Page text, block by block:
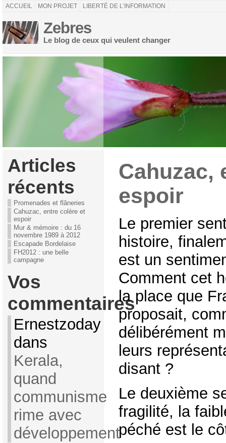
ACCUEIL MON PROJET LIBERTÉ DE L’INFORMATION
Zebres
Le blog de ceux qui veulent changer
Articles
récents
Promenades et flâneries
Cahuzac, entre colère et
espoir
Mur & mémoire : du 16
novembre 1989 à 2012
Escapade Bordelaise
FH2012 : une belle
campagne
Vos
commentaires
Ernestzoday
dans
Kerala,
quand
communisme
rime avec
développement
Cahuzac,
espoir
Le premier
histoire,
est un
Comment cet
la place que
proposait,
délibérément
leurs
disant ?
Le deuxième
fragilité, la
péché est le